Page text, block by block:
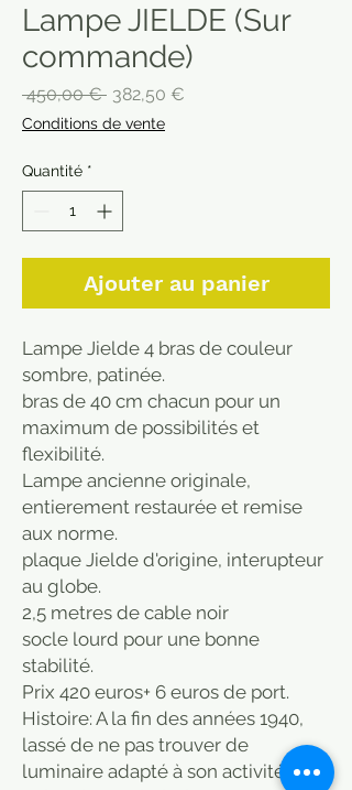
Lampe JIELDE (Sur
commande)
450,00 € Prix
original
382,50 €
Conditions de vente
Quantité *
Ajouter au panier
Lampe Jielde 4 bras de couleur
sombre, patinée.
bras de 40 cm chacun pour un
maximum de possibilités et
flexibilité.
Lampe ancienne originale,
entierement restaurée et remise
aux norme.
plaque Jielde d'origine, interupteur
au globe.
2,5 metres de cable noir
socle lourd pour une bonne
stabilité.
Prix 420 euros+ 6 euros de port.
Histoire: A la fin des années 1940,
lassé de ne pas trouver de
luminaire adapté à son activité de